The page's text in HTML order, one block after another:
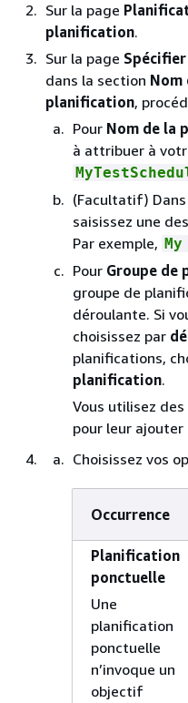
Sur la page
planification.
Sur la page
dans la section Nom
planification,
Pour Nom de la
à attribuer à
(Facultatif)
saisissez une
Par exemple,
Pour Groupe de
groupe de
déroulante. Si
choisissez par
planifications,
planification.
Vous utilisez
pour leur ajouter
Choisissez vos
Occurrence
Planification
ponctuelle
Une
planification
ponctuelle
n’invoque un
objectif